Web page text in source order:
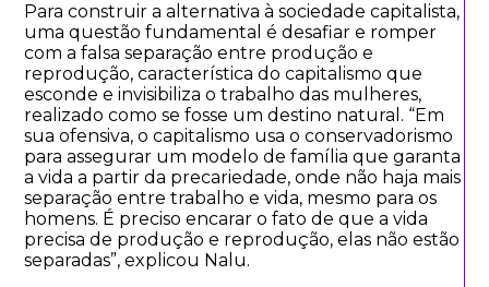
Para construir a alternativa à sociedade capitalista,
uma questão fundamental é desafiar e romper
com a falsa separação entre produção e
reprodução, característica do capitalismo que
esconde e invisibiliza o trabalho das mulheres,
realizado como se fosse um destino natural. “Em
sua ofensiva, o capitalismo usa o conservadorismo
para assegurar um modelo de família que garanta
a vida a partir da precariedade, onde não haja mais
separação entre trabalho e vida, mesmo para os
homens. É preciso encarar o fato de que a vida
precisa de produção e reprodução, elas não estão
separadas”, explicou Nalu.